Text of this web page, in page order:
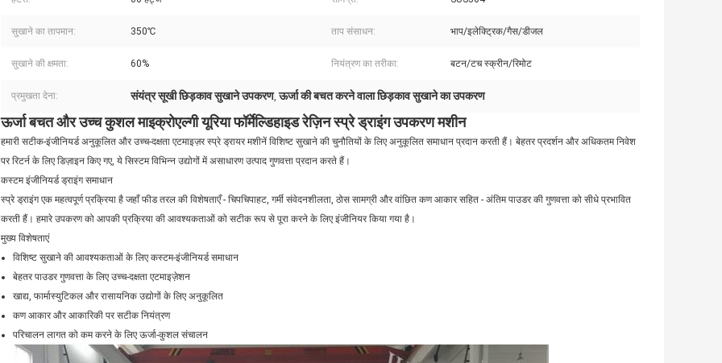
सुखाने का तापमान: 350℃ ताप संसाधन: भाप/इलेक्ट्रिक/गैस/डीजल
सुखाने की क्षमता: 60% नियंत्रण का तरीका: बटन/टच स्क्रीन/रिमोट
प्रमुखता देना: संयंत्र सूखी छिड़काव सुखाने उपकरण,ऊर्जा की बचत करने वाला छिड़काव सुखाने का उपकरण
ऊर्जा बचत और उच्च कुशल माइक्रोएल्गी यूरिया फॉर्मेल्डिहाइड रेज़िन स्प्रे ड्राइंग उपकरण मशीन
हमारी सटीक-इंजीनियर्ड अनुकूलित और उच्च-दक्षता एटमाइज़र स्प्रे ड्रायर मशीनें विशिष्ट सुखाने की चुनौतियों के लिए अनुकूलित समाधान प्रदान करती हैं। बेहतर प्रदर्शन और अधिकतम निवेश
पर रिटर्न के लिए डिज़ाइन किए गए, ये सिस्टम विभिन्न उद्योगों में असाधारण उत्पाद गुणवत्ता प्रदान करते हैं।
कस्टम इंजीनियर्ड ड्राइंग समाधान
स्प्रे ड्राइंग एक महत्वपूर्ण प्रक्रिया है जहाँ फीड तरल की विशेषताएँ - चिपचिपाहट, गर्मी संवेदनशीलता, ठोस सामग्री और वांछित कण आकार सहित - अंतिम पाउडर की गुणवत्ता को सीधे प्रभावित
करती हैं। हमारे उपकरण को आपकी प्रक्रिया की आवश्यकताओं को सटीक रूप से पूरा करने के लिए इंजीनियर किया गया है।
मुख्य विशेषताएं
विशिष्ट सुखाने की आवश्यकताओं के लिए कस्टम-इंजीनियर्ड समाधान
बेहतर पाउडर गुणवत्ता के लिए उच्च-दक्षता एटमाइज़ेशन
खाद्य, फार्मास्युटिकल और रासायनिक उद्योगों के लिए अनुकूलित
कण आकार और आकारिकी पर सटीक नियंत्रण
परिचालन लागत को कम करने के लिए ऊर्जा-कुशल संचालन